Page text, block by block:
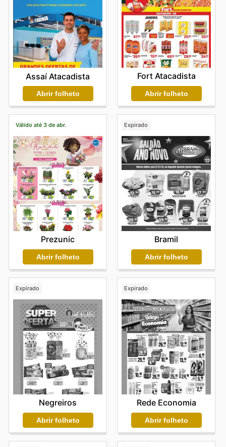
Assaí Atacadista
Abrir folheto
Fort Atacadista
Abrir folheto
Válido até 3 de abr.
Prezunic
Abrir folheto
Expirado
Bramil
Abrir folheto
Expirado
Negreiros
Abrir folheto
Expirado
Rede Economia
Abrir folheto